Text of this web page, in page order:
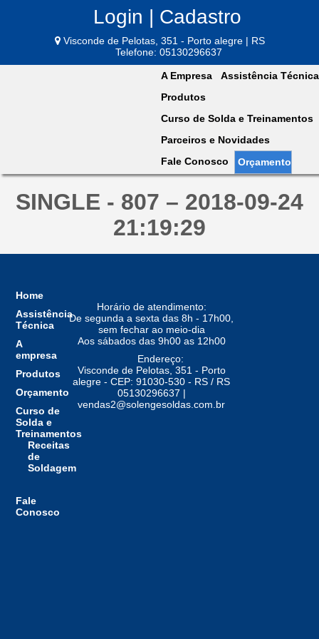
Login | Cadastro
Visconde de Pelotas, 351 - Porto alegre | RS
Telefone: 05130296637
A Empresa
Assistência Técnica
Produtos
Curso de Solda e Treinamentos
Parceiros e Novidades
Fale Conosco
Orçamento
SINGLE - 807 – 2018-09-24
21:19:29
Home
Assistência
Técnica
A
empresa
Produtos
Orçamento
Curso de
Solda e
Treinamentos
Receitas
de
Soldagem
Fale
Conosco
Horário de atendimento:
De segunda a sexta das 8h - 17h00,
sem fechar ao meio-dia
Aos sábados das 9h00 as 12h00
Endereço:
Visconde de Pelotas, 351 - Porto
alegre - CEP: 91030-530 - RS / RS
05130296637 |
vendas2@solengesoldas.com.br